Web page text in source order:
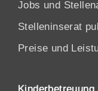
Jobs und
Stelleninserat
Preise und